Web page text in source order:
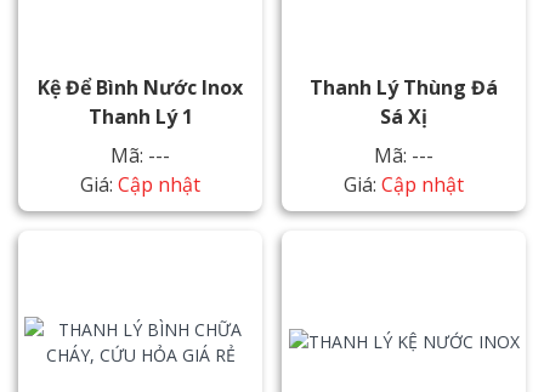
Kệ Để Bình Nước Inox
Thanh Lý 1
Mã: ---
Giá: Cập nhật
Thanh Lý Thùng Đá
Sá Xị
Mã: ---
Giá: Cập nhật